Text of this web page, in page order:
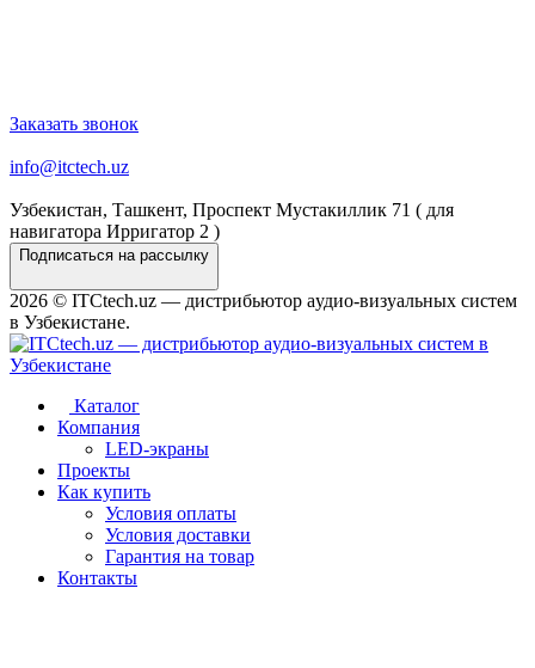
Заказать звонок
info@itctech.uz
Узбекистан, Ташкент, Проспект Мустакиллик 71 ( для
навигатора Ирригатор 2 )
Подписаться на рассылку
2026 © ITCtech.uz — дистрибьютор aудио-визуальных систем
в Узбекистане.
Каталог
Компания
LED-экраны
Проекты
Как купить
Условия оплаты
Условия доставки
Гарантия на товар
Контакты